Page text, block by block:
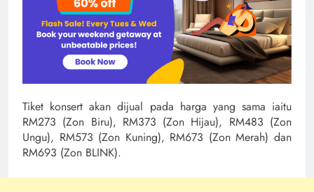
Tiket konsert akan dijual pada harga yang sama iaitu
RM273 (Zon Biru), RM373 (Zon Hijau), RM483 (Zon
Ungu), RM573 (Zon Kuning), RM673 (Zon Merah) dan
RM693 (Zon BLINK).